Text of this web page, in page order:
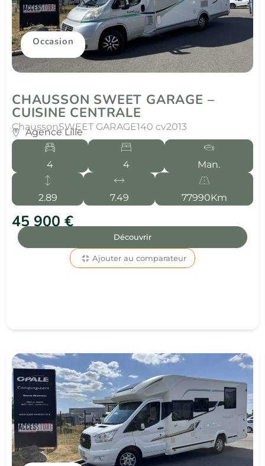
Occasion
CHAUSSON SWEET GARAGE –
CUISINE CENTRALE
ChaussonSWEET GARAGE140 cv2013
Agence Lille
4 4 Man.
2.89 7.49 77990Km
45 900 €
Découvrir
Ajouter au comparateur